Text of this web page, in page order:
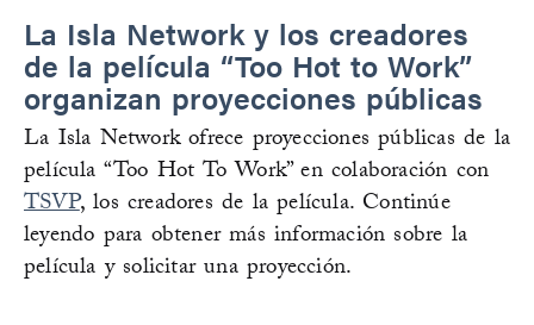
La Isla Network y los creadores
de la película “Too Hot to Work”
organizan proyecciones públicas
La Isla Network ofrece proyecciones públicas de la
película “Too Hot To Work” en colaboración con
TSVP, los creadores de la película. Continúe
leyendo para obtener más información sobre la
película y solicitar una proyección.